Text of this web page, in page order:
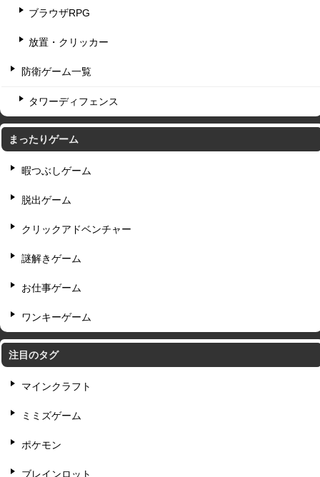
ブラウザRPG
放置・クリッカー
防衛ゲーム一覧
タワーディフェンス
まったりゲーム
暇つぶしゲーム
脱出ゲーム
クリックアドベンチャー
謎解きゲーム
お仕事ゲーム
ワンキーゲーム
注目のタグ
マインクラフト
ミミズゲーム
ポケモン
ブレインロット